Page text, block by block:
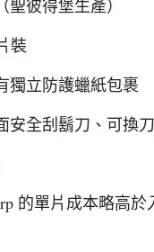
彼得堡生產）
裝
獨立防護蠟紙包裹
安全刮鬍刀、可換
的單片成本略高